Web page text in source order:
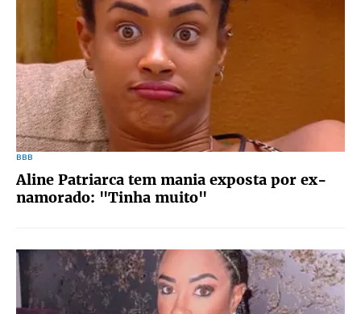
BBB
Aline Patriarca tem mania exposta por ex-
namorado: "Tinha muito"